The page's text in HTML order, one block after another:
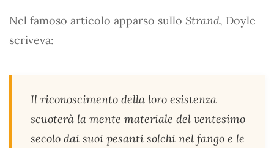
Nel famoso articolo apparso sullo Strand, Doyle
scriveva:
Il riconoscimento della loro esistenza
scuoterà la mente materiale del ventesimo
secolo dai suoi pesanti solchi nel fango e le